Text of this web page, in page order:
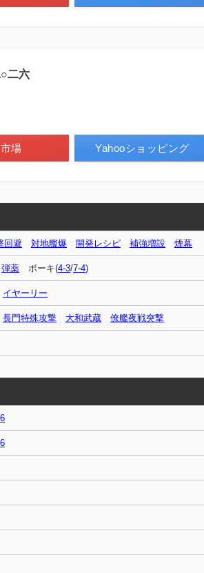
二六
場 Yahooショッピング
回避 対地艦爆 開発レシピ 補強増設 煙幕
弾薬 ボーキ(4-3/7-4)
イヤーリー
長門特殊攻撃 大和武蔵 僚艦夜戦突撃